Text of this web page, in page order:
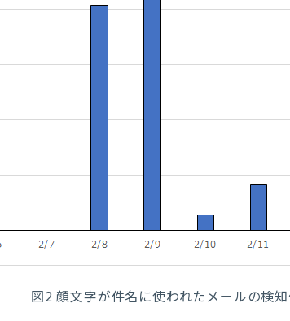
図2顔文字が件名に使われたメールの検